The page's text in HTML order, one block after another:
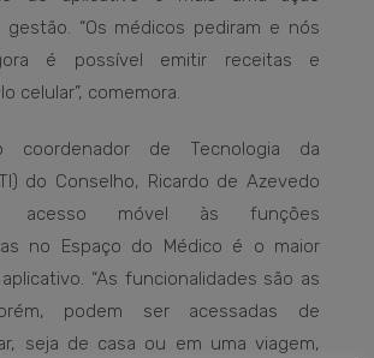
gestão. “Os médicos pediram e nós
é possível emitir receitas e
celular”, comemora.
coordenador de Tecnologia da
do Conselho, Ricardo de Azevedo
acesso móvel às funções
no Espaço do Médico é o maior
“As funcionalidades são as
podem ser acessadas de
seja de casa ou em uma viagem,